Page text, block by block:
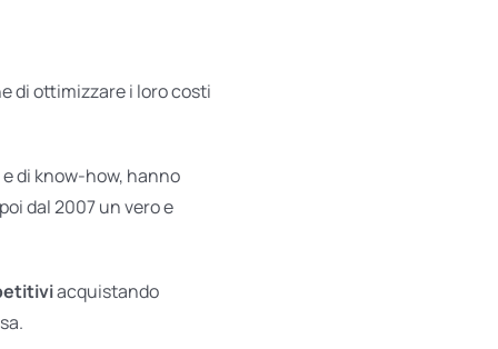
di ottimizzare i loro costi
di know-how, hanno
dal 2007 un vero e
acquistando